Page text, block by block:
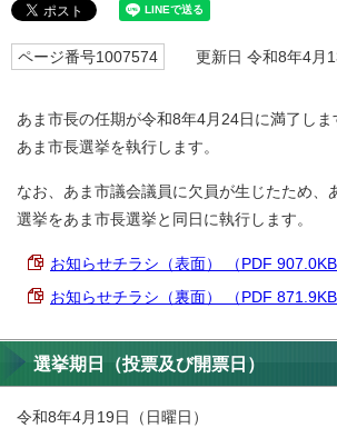
ページ番号1007574 更新日 令和8年4月
あま市長の任期が令和8年4月24日に満了しま
あま市長選挙を執行します。
なお、あま市議会議員に欠員が生じたため、
選挙をあま市長選挙と同日に執行します。
お知らせチラシ（表面） （PDF 907.0KB
お知らせチラシ（裏面） （PDF 871.9KB
選挙期日（投票及び開票日）
令和8年4月19日（日曜日）